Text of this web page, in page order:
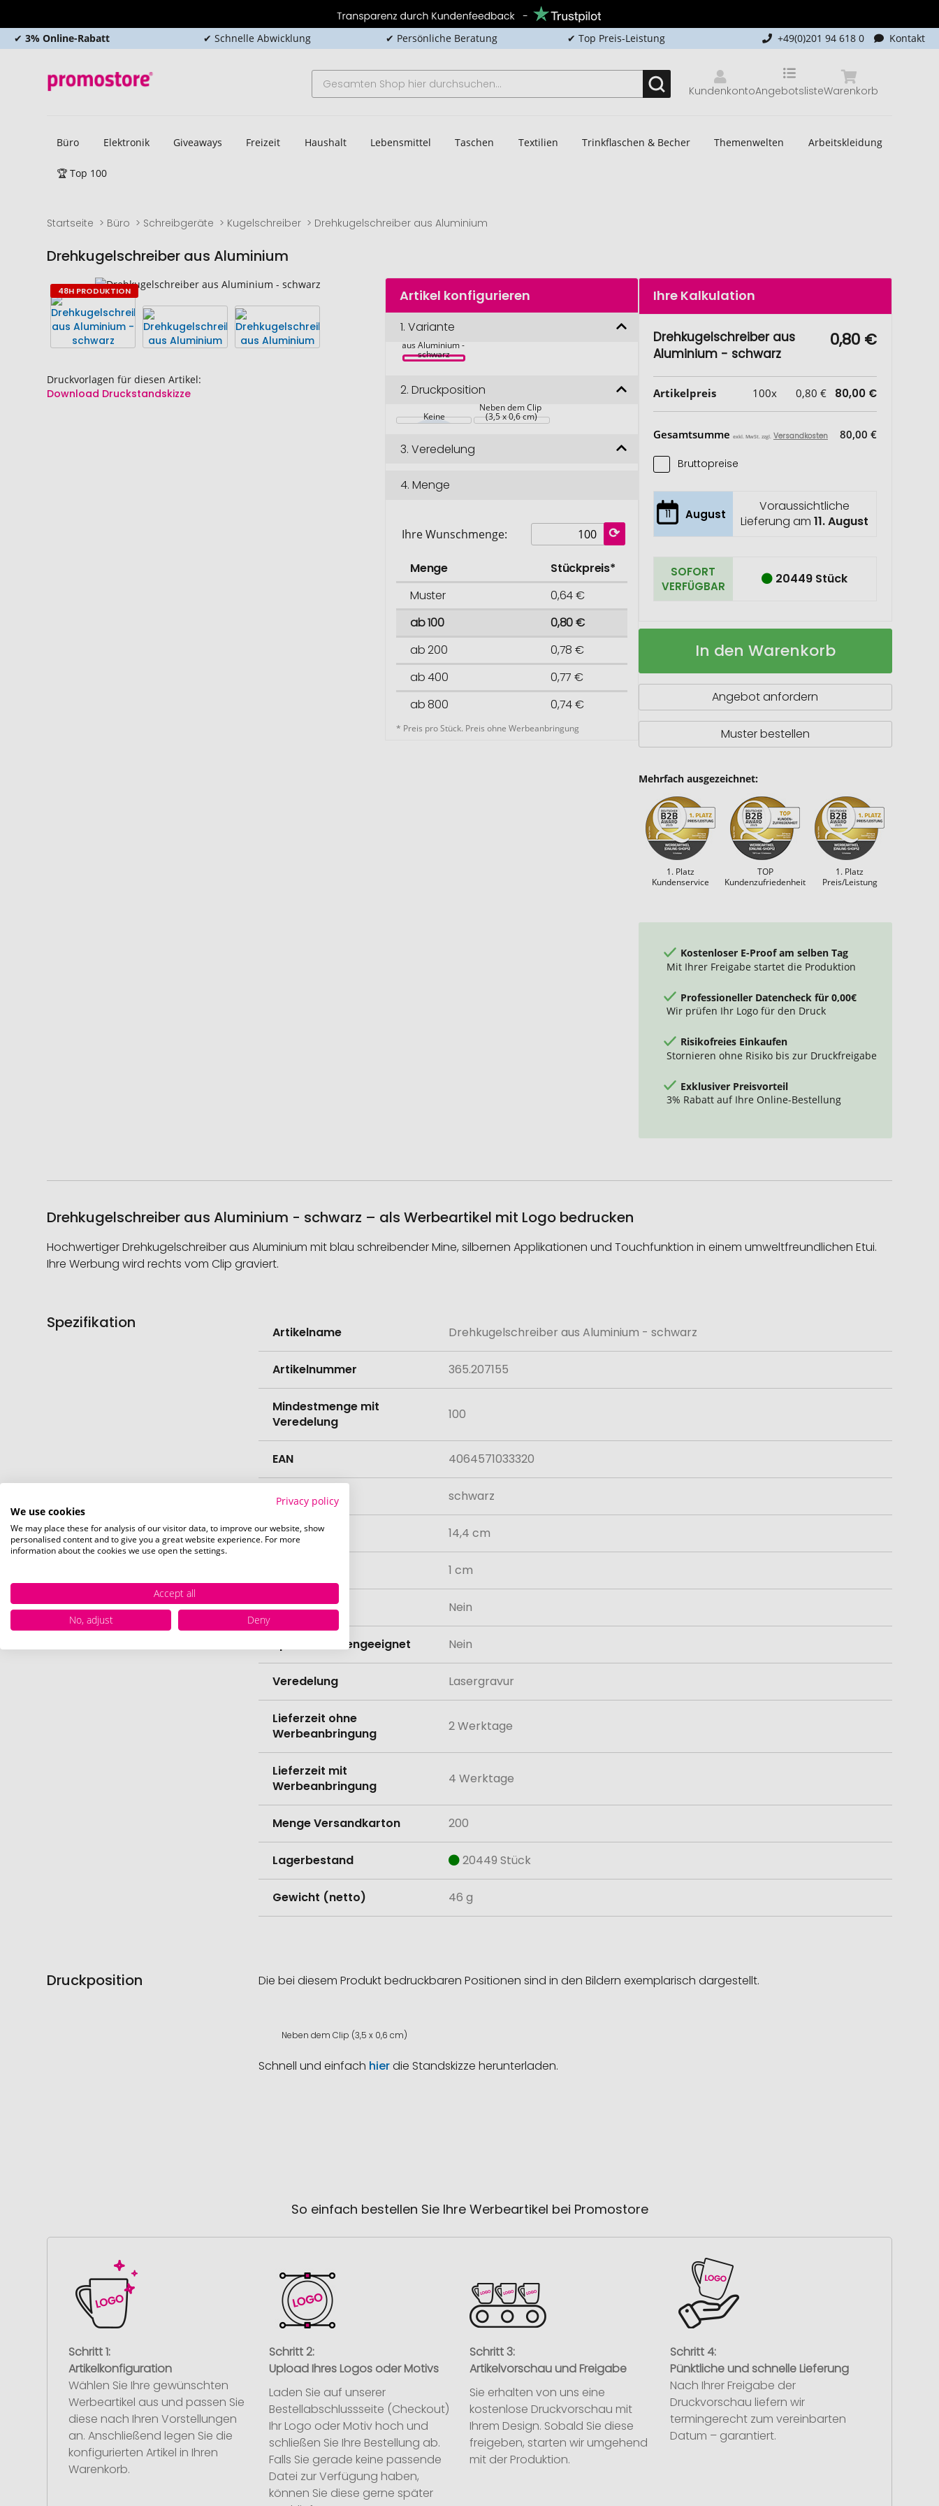
✔ 3% Online-Rabatt ✔ Schnelle Abwicklung ✔ Persönliche Beratung ✔ Top Preis-Leistung +49(0)201 94 618 0 Kontakt
Kundenkonto Warenkorb
Angebotsliste
Büro Elektronik Giveaways Freizeit Haushalt Lebensmittel Taschen Textilien Trinkflaschen & Becher Themenwelten Arbeitskleidung
🏆 Top 100
Startseite Büro Schreibgeräte Kugelschreiber Drehkugelschreiber aus Aluminium
Drehkugelschreiber aus Aluminium
Zum
Ende
der
Bildgalerie
springen
Druckvorlagen für diesen Artikel:
Download Druckstandskizze
Zum
Anfang
der
Bildgalerie
springen
48H PRODUKTION Artikel konfigurieren
1.Variante
aus Aluminium -
schwarz
2.Druckposition
Keine
Neben dem Clip
(3,5 x 0,6 cm)
3.Veredelung
4.Menge
Ihre Wunschmenge:
Menge
Stückpreis*
Muster
0,64 €
ab 100
0,80 €
ab 200
0,78 €
ab 400
0,77 €
ab 800
0,74 €
* Preis pro Stück. Preis ohne Werbeanbringung
Ihre Kalkulation
Drehkugelschreiber aus
Aluminium - schwarz
0,80 €
Artikelpreis 100x 0,80 € 80,00 €
Gesamtsumme exkl. MwSt. zzgl. Versandkosten 80,00 €
Bruttopreise
11 August
Voraussichtliche
Lieferung am 11. August
SOFORT
VERFÜGBAR
20449 Stück
Drehkugelschreiber
Auf
In den Warenkorb
Angebot anfordern
Muster bestellen
Mehrfach ausgezeichnet:
1. Platz
Kundenservice
TOP
Kundenzufriedenheit
1. Platz
Preis/Leistung
Kostenloser E-Proof am selben Tag
Mit Ihrer Freigabe startet die Produktion
Professioneller Datencheck für 0,00€
Wir prüfen Ihr Logo für den Druck
Risikofreies Einkaufen
Stornieren ohne Risiko bis zur Druckfreigabe
Exklusiver Preisvorteil
3% Rabatt auf Ihre Online-Bestellung
Drehkugelschreiber aus Aluminium - schwarz – als Werbeartikel mit Logo bedrucken
Hochwertiger Drehkugelschreiber aus Aluminium mit blau schreibender Mine, silbernen Applikationen und Touchfunktion in einem umweltfreundlichen Etui.
Ihre Werbung wird rechts vom Clip graviert.
Spezifikation
Informationen
Artikelname Drehkugelschreiber aus Aluminium - schwarz
Artikelnummer 365.207155
Mindestmenge mit
Veredelung
100
EAN 4064571033320
Farbe schwarz
Länge 14,4 cm
1 cm
Bio-Produkt Nein
Spülmaschinengeeignet Nein
Veredelung Lasergravur
Lieferzeit ohne
Werbeanbringung
2 Werktage
Lieferzeit mit
Werbeanbringung
4 Werktage
Menge Versandkarton 200
Lagerbestand 20449 Stück
Gewicht (netto) 46 g
Druckposition Die bei diesem Produkt bedruckbaren Positionen sind in den Bildern exemplarisch dargestellt.
Neben dem Clip (3,5 x 0,6 cm)
Schnell und einfach hierdie Standskizze herunterladen.
So einfach bestellen Sie Ihre Werbeartikel bei Promostore
Schritt 1:
Artikelkonfiguration
Wählen Sie Ihre gewünschten
Werbeartikel aus und passen Sie
diese nach Ihren Vorstellungen
an. Anschließend legen Sie die
konfigurierten Artikel in Ihren
Warenkorb.
Schritt 2:
Upload Ihres Logos oder Motivs
Laden Sie auf unserer
Bestellabschlussseite (Checkout)
Ihr Logo oder Motiv hoch und
schließen Sie Ihre Bestellung ab.
Falls Sie gerade keine passende
Datei zur Verfügung haben,
können Sie diese gerne später
Schritt 3:
Artikelvorschau und Freigabe
Sie erhalten von uns eine
kostenlose Druckvorschau mit
Ihrem Design. Sobald Sie diese
freigeben, starten wir umgehend
mit der Produktion.
Schritt 4:
Pünktliche und schnelle Lieferung
Nach Ihrer Freigabe der
Druckvorschau liefern wir
termingerecht zum vereinbarten
Datum – garantiert.
Privacy policy
We use cookies
We may place these for analysis of our visitor data, to improve our website, show
personalised content and to give you a great website experience. For more
information about the cookies we use open the settings.
Accept all
No, adjust
Deny